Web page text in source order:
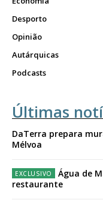
Desporto
Opinião
Autárquicas
Podcasts
Últimas
DaTerra prepara
Mélvoa
Água de
restaurante